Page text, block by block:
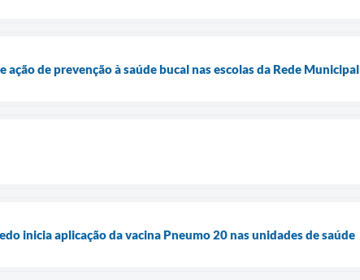
de prevenção à saúde bucal nas escolas da Rede Municipal
inicia aplicação da vacina Pneumo 20 nas unidades de saúde